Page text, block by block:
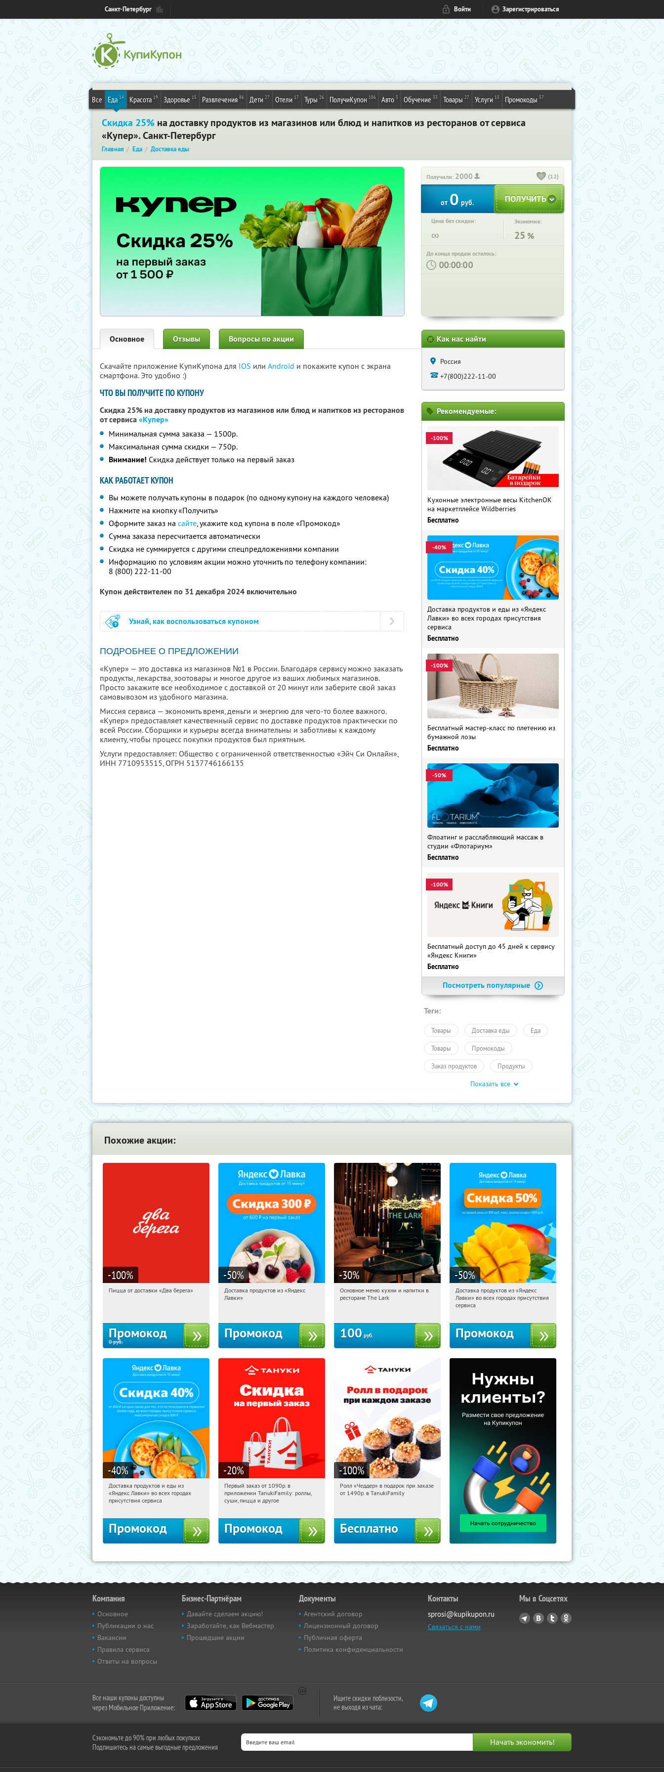
Санкт-Петербург Войти Зарегистрироваться
Все Еда 14 Красота 19 Здоровье 15 Развлечения 86 Дети 27 Отели 17 Туры 26 ПолучиКупон 106 Авто 3 Обучение 33 Товары 27 Услуги 15 Промокоды 57
Скидка 25% на доставку продуктов из магазинов или блюд и напитков из ресторанов от сервиса
«Купер». Санкт-Петербург
Главная Еда Доставка еды
Получили: 2000 (12)
от0 руб.
Цена без скидки:
∞
Экономия:
25 %
До конца продаж осталось:
: :
Основное Отзывы Вопросы по акции
Скачайте приложение КупиКупона для IOS или Android и покажите купон с экрана
смартфона. Это удобно :)
ЧТО ВЫ ПОЛУЧИТЕ ПО КУПОНУ
Скидка 25% на доставку продуктов из магазинов или блюд и напитков из ресторанов
от сервиса«Купер»
Минимальная сумма заказа — 1500р.
Максимальная сумма скидки — 750р.
Внимание! Скидка действует только на первый заказ
КАК РАБОТАЕТ КУПОН
Вы можете получать купоны в подарок (по одному купону на каждого человека)
Нажмите на кнопку «Получить»
Оформите заказ на сайте, укажите код купона в поле «Промокод»
Сумма заказа пересчитается автоматически
Скидка не суммируется с другими спецпредложениями компании
Информацию по условиям акции можно уточнить по телефону компании:
8 (800) 222-11-00
Купон действителен по 31 декабря 2024 включительно
Узнай, как воспользоваться купоном
ПОДРОБНЕЕ О ПРЕДЛОЖЕНИИ
«Купер» — это доставка из магазинов №1 в России. Благодаря сервису можно заказать
продукты, лекарства, зоотовары и многое другое из ваших любимых магазинов.
Просто закажите все необходимое с доставкой от 20 минут или заберите свой заказ
самовывозом из удобного магазина.
Миссия сервиса — экономить время, деньги и энергию для чего-то более важного.
«Купер» предоставляет качественный сервис по доставке продуктов практически по
всей России. Сборщики и курьеры всегда внимательны и заботливы к каждому
клиенту, чтобы процесс покупки продуктов был приятным.
Услуги предоставляет: Общество с ограниченной ответственностью «Эйч Си Онлайн»,
ИНН 7710953515, ОГРН 5137746166135
Как нас найти
Россия
+7(800)222-11-00
Рекомендуемые:
-100%
Кухонные электронные весы KitchenOK
на маркетплейсе Wildberries
Бесплатно
-40%
Доставка продуктов и еды из «Яндекс
Лавки» во всех городах присутствия
сервиса
Бесплатно
-100%
Бесплатный мастер-класс по плетению из
бумажной лозы
Бесплатно
-50%
Флоатинг и расслабляющий массаж в
студии «Флотариум»
Бесплатно
-100%
Бесплатный доступ до 45 дней к сервису
«Яндекс Книги»
Бесплатно
Посмотреть популярные
Теги:
Товары Доставка еды Еда
Товары Промокоды
Заказ продуктов Продукты
Еда
Показать все
Похожие акции:
-100%
17:23:21 Получили:
Пицца от доставки «Два берега»
Промокод
0руб.
-50%
17:23:21 Получили:
Доставка продуктов из «Яндекс
Лавки»
Промокод
-30%
17:23:21 Купили:
Основное меню кухни и напитки в
ресторане The Lark
100 руб.
-50%
17:23:21 Получили:
Россия
Доставка продуктов из «Яндекс
Лавки» во всех городах присутствия
сервиса
Промокод
-40%
17:23:21 Получили:
Россия
Доставка продуктов и еды из
«Яндекс Лавки» во всех городах
присутствия сервиса
Промокод
-20%
17:23:21 Получили:
Россия
Первый заказ от 1090р. в
приложении TanukiFamily: роллы,
суши, пицца и другое
Промокод
-100%
17:23:21 Получили:108
Ролл «Чеддер» в подарок при заказе
от 1490р. в TanukiFamily
Бесплатно
Компания
Основное
Публикации о нас
Вакансии
Правила сервиса
Ответы на вопросы
Бизнес-Партнёрам
Давайте сделаем акцию!
Заработайте, как Вебмастер
Прошедшие акции
Документы
Агентский договор
Лицензионный договор
Публичная оферта
Политика конфиденциальности
Контакты
sprosi@kupikupon.ru
Связаться с нами
Мы в Соцсетях
Все наши купоны доступны
через Мобильное Приложение:
Ищите скидки поблизости,
не выходя из чата:
Сэкономьте до 90% при любых покупках
Подпишитесь на самые выгодные предложения